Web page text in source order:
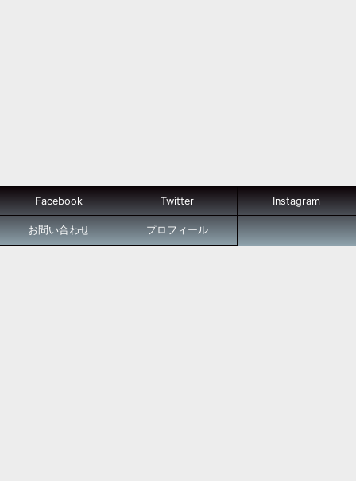
Facebook Twitter Instagram
お問い合わせ プロフィール